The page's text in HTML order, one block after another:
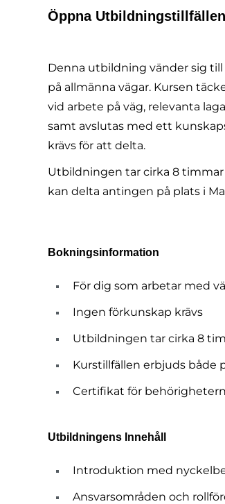
Öppna
Denna utbildning vänder sig
på allmänna vägar. Kursen
vid arbete på väg, relevanta
samt avslutas med ett
krävs för att delta.
Utbildningen tar cirka 8
kan delta antingen på plats i
Bokningsinformation
För dig som arbetar med
Ingen förkunskap krävs
Utbildningen tar cirka 8
Kurstillfällen erbjuds både
Certifikat för behörigheterna
Utbildningens Innehåll
Introduktion med
Ansvarsområden och